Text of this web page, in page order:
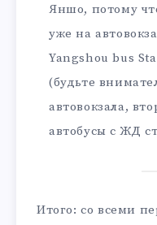
Яншо, потому
уже на
Yangshou bus
(будьте
автовокзала,
автобусы с ЖД
Итого: со всеми